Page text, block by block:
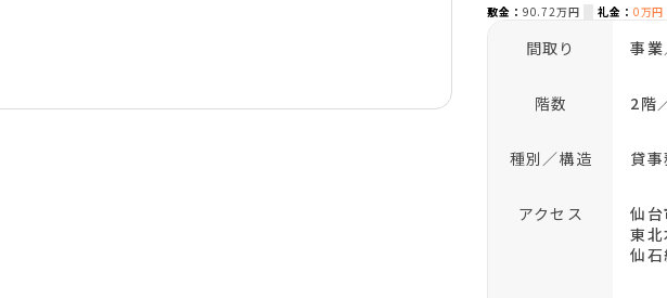
敷金 90.72万円 礼金 0万円
間取り 事
階数 2階
種別／構造 貸
アクセス
仙
東
仙